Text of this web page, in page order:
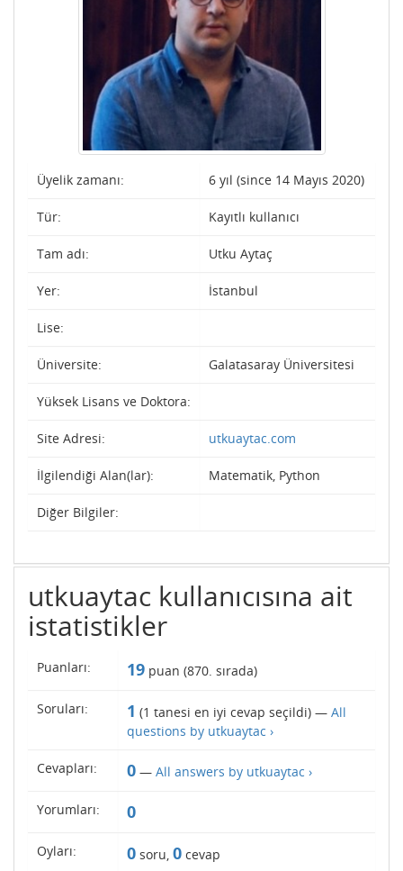
Üyelik zamanı: 6 yıl (since 14 Mayıs 2020)
Tür: Kayıtlı kullanıcı
Tam adı: Utku Aytaç
Yer: İstanbul
Lise:
Üniversite: Galatasaray Üniversitesi
Yüksek Lisans ve Doktora:
Site Adresi: utkuaytac.com
İlgilendiği Alan(lar): Matematik, Python
Diğer Bilgiler:
utkuaytac kullanıcısına ait
istatistikler
Puanları: 19 puan (870. sırada)
Soruları: 1 (1 tanesi en iyi cevap seçildi) — All
questions by utkuaytac ›
Cevapları: 0 — All answers by utkuaytac ›
Yorumları: 0
Oyları: 0 soru, 0 cevap